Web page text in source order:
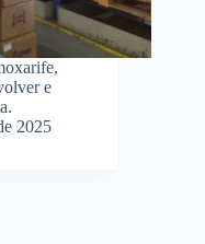
e
2025